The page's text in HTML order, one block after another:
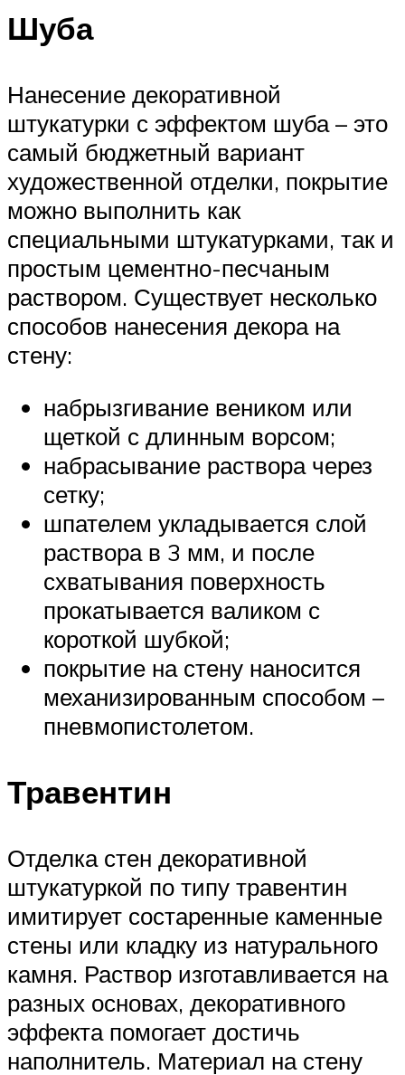
Шуба
Нанесение декоративной
штукатурки с эффектом шуба – это
самый бюджетный вариант
художественной отделки, покрытие
можно выполнить как
специальными штукатурками, так и
простым цементно-песчаным
раствором. Существует несколько
способов нанесения декора на
стену:
набрызгивание веником или
щеткой с длинным ворсом;
набрасывание раствора через
сетку;
шпателем укладывается слой
раствора в 3 мм, и после
схватывания поверхность
прокатывается валиком с
короткой шубкой;
покрытие на стену наносится
механизированным способом –
пневмопистолетом.
Травентин
Отделка стен декоративной
штукатуркой по типу травентин
имитирует состаренные каменные
стены или кладку из натурального
камня. Раствор изготавливается на
разных основах, декоративного
эффекта помогает достичь
наполнитель. Материал на стену